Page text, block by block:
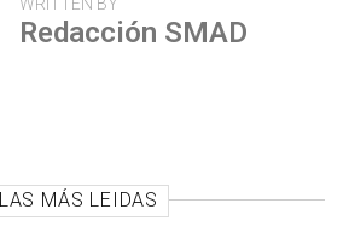
Redacción SMAD
LAS MÁS LEIDAS